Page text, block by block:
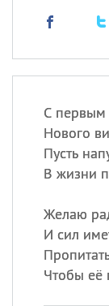
С первым
Нового
Пусть
В жизни
Желаю
И сил
Чтобы её